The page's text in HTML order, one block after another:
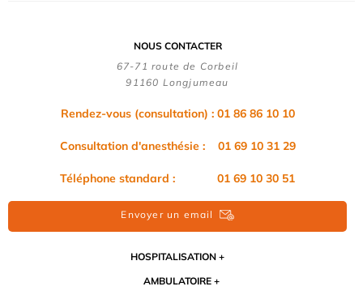
NOUS CONTACTER
67-71 route de Corbeil
91160 Longjumeau
Rendez-vous (consultation) : 01 86 86 10 10
Consultation d'anesthésie : 01 69 10 31 29
Téléphone standard : 01 69 10 30 51
Envoyer un email
HOSPITALISATION
AMBULATOIRE